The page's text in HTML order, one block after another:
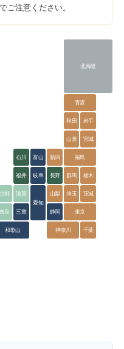
ご注意ください。
北海道
青森
秋田 岩手
山形 宮城
福島
新潟
群馬 栃木
埼玉 茨城
東京
神奈川 千葉
山梨
石川
福井 長野
富山
岐阜
愛知
静岡
三重
和歌山
京都 滋賀
奈良